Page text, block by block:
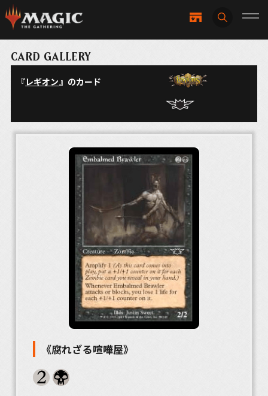
CARD GALLERY
『レギオン』のカード
《腐れざる喧嘩屋》